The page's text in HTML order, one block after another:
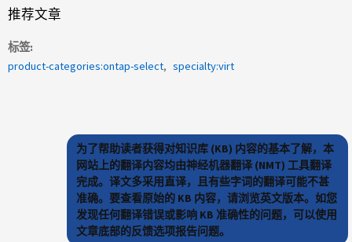
推荐文章
标签
product-categories:ontap-select
specialty:virt
为了帮助读者获得对知识库 (KB) 内容的基本了解，本
网站上的翻译内容均由神经机器翻译 (NMT) 工具翻译
完成。译文多采用直译，且有些字词的翻译可能不甚
准确。要查看原始的 KB 内容，请浏览英文版本。如您
发现任何翻译错误或影响 KB 准确性的问题，可以使用
文章底部的反馈选项报告问题。